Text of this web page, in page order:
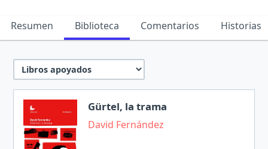
Resumen Biblioteca Comentarios Historias
Gürtel, la trama
David Fernández